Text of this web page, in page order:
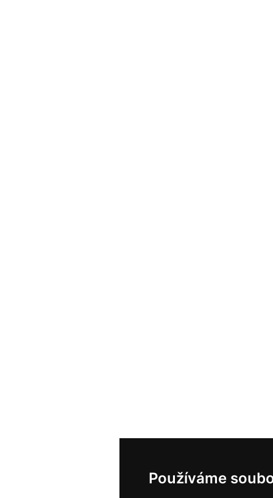
Používáme